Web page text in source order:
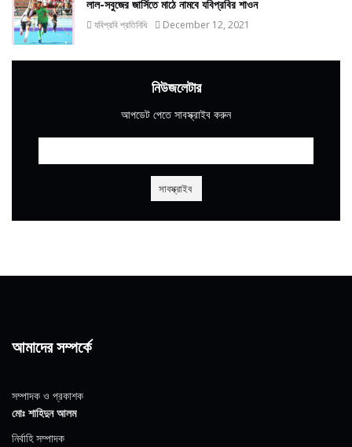
লাল-সবুজের জার্সিতে মাঠে নামবে যবিপ্রবির শাওন
যবিপ্রবি প্রতিনিধি December 12, 2021
নিউজলেটার
আপডেট পেতে সাবস্ক্রাইব করুন
আমাদের সম্পর্কে
সম্পাদক ও প্রকাশক
মোঃ শাহিদুন আলম
নির্বাহি সম্পাদক